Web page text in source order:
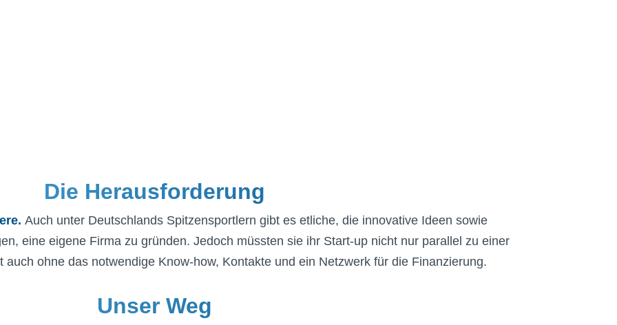
Die Herausforderung
Auch unter Deutschlands Spitzensportlern gibt es etliche, die innovative Ideen sowie
eine eigene Firma zu gründen. Jedoch müssten sie ihr Start-up nicht nur parallel zu einer
ohne das notwendige Know-how, Kontakte und ein Netzwerk für die Finanzierung.
Unser Weg